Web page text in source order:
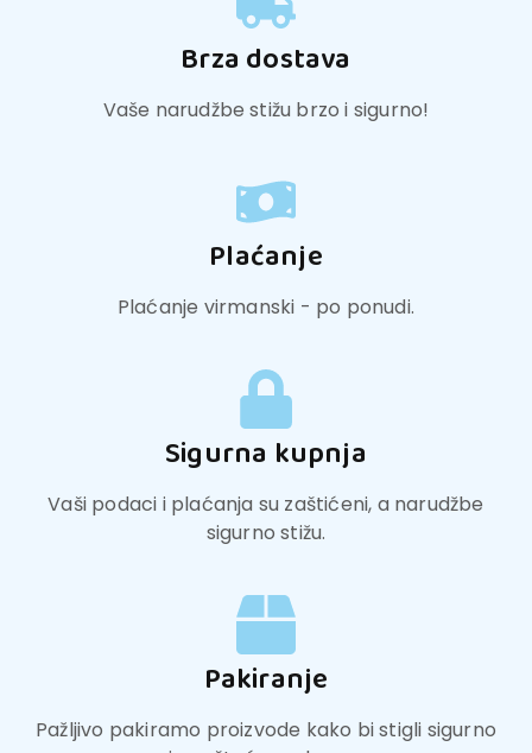
Brza dostava
Vaše narudžbe stižu brzo i sigurno!
Plaćanje
Plaćanje virmanski - po ponudi.
Sigurna kupnja
Vaši podaci i plaćanja su zaštićeni, a narudžbe
sigurno stižu.
Pakiranje
Pažljivo pakiramo proizvode kako bi stigli sigurno